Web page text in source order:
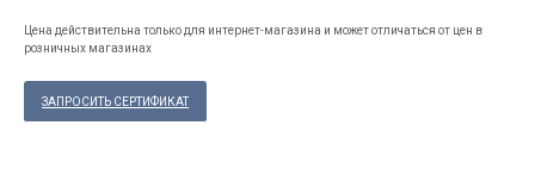
Цена действительна только для интернет-магазина и может отличаться от цен в
розничных магазинах
ЗАПРОСИТЬ СЕРТИФИКАТ